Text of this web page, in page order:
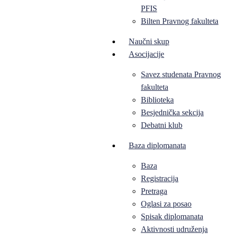
PFIS
Bilten Pravnog fakulteta
Naučni skup
Asocijacije
Savez studenata Pravnog
fakulteta
Biblioteka
Besjednička sekcija
Debatni klub
Baza diplomanata
Baza
Registracija
Pretraga
Oglasi za posao
Spisak diplomanata
Aktivnosti udruženja